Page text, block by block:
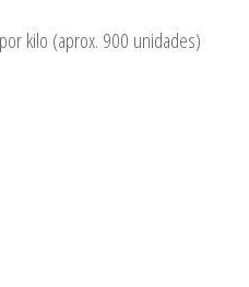
kilo (aprox. 900 unidades)